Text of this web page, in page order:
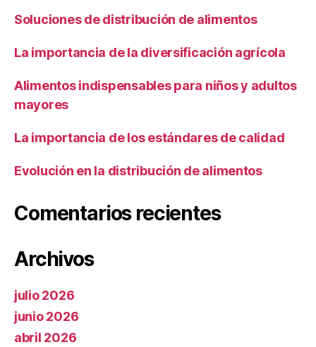
Soluciones de distribución de alimentos
La importancia de la diversificación agrícola
Alimentos indispensables para niños y adultos
mayores
La importancia de los estándares de calidad
Evolución en la distribución de alimentos
Comentarios recientes
Archivos
julio 2026
junio 2026
abril 2026